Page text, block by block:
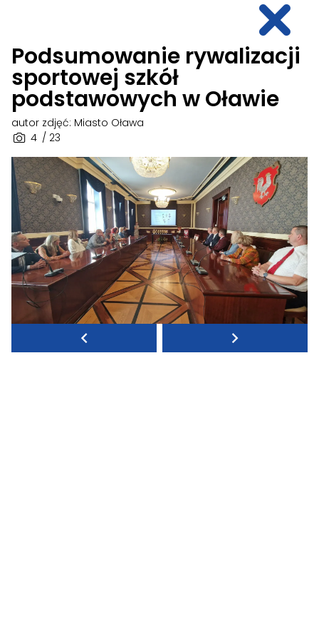
Podsumowanie rywalizacji
sportowej szkół
podstawowych w Oławie
4 / 23
autor zdjęć: Miasto Oława